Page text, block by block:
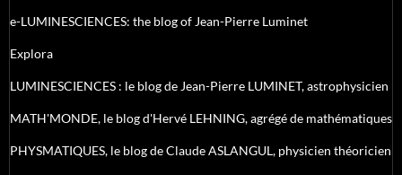
e-LUMINESCIENCES: the blog of Jean-Pierre Luminet
Explora
LUMINESCIENCES : le blog de Jean-Pierre LUMINET, astrophysicien
MATH'MONDE, le blog d'Hervé LEHNING, agrégé de mathématiques
PHYSMATIQUES, le blog de Claude ASLANGUL, physicien théoricien